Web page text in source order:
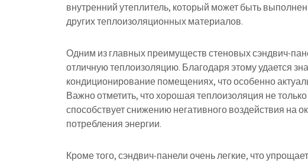
внутренний утеплитель, который может быть
других теплоизоляционных материалов.
Одним из главных преимуществ стеновых сэндвич-
отличную теплоизоляцию. Благодаря этому удается
кондиционирование помещениях, что особенно
Важно отметить, что хорошая теплоизоляция не
способствует снижению негативного воздействия на
потребления энергии.
Кроме того, сэндвич-панели очень легкие, что